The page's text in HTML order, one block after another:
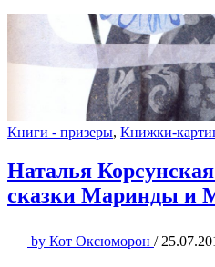
Книги - призеры, Книжки-
Наталья
сказки Маринды и
by Кот Оксюморон /